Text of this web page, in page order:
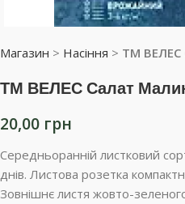
Магазин > Насіння > ТМ ВЕЛЕС
ТМ ВЕЛЕС Салат
20,00 грн
Середньоранній листковий
днів. Листова розетка
Зовнішнє листя жовто-